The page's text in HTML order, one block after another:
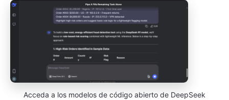
Acceda a los modelos de código abierto de DeepSeek